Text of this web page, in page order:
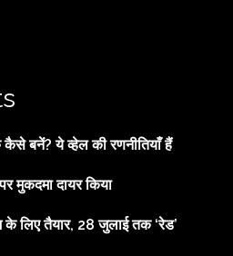
बनें? ये व्हेल की रणनीतियाँ हैं
मुकदमा दायर किया
के लिए तैयार, 28 जुलाई तक ‘रेड’